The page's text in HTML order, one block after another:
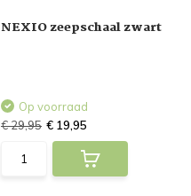
NEXIO zeepschaal zwart
Op voorraad
€ 29,95 € 19,95